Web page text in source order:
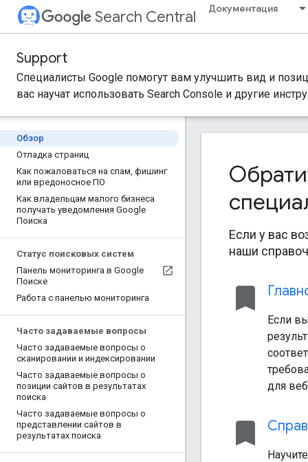
Search Central Документация
Support
Специалисты Google помогут вам улучшить вид и
вас научат использовать Search Console и другие
Обзор
Отладка страниц
Как пожаловаться на спам, фишинг
или вредоносное ПО
Как владельцам малого бизнеса
получать уведомления Google
Поиска
Статус поисковых систем
Панель мониторинга в Google
Поиске
Работа с панелью мониторинга
Часто задаваемые вопросы
Часто задаваемые вопросы о
сканировании и индексировании
Часто задаваемые вопросы о
позиции сайтов в результатах
поиска
Часто задаваемые вопросы о
представлении сайтов в
результатах поиска
Если у вас
наши
bookmark
Если
для
bookmark